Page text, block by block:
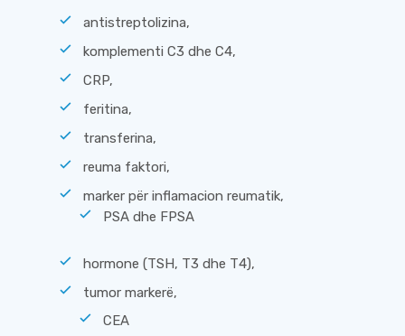
antistreptolizina,
komplementi C3 dhe C4,
CRP,
feritina,
transferina,
reuma faktori,
marker për inflamacion reumatik,
PSA dhe FPSA
hormone (TSH, Т3 dhe Т4),
tumor markerë,
СЕА